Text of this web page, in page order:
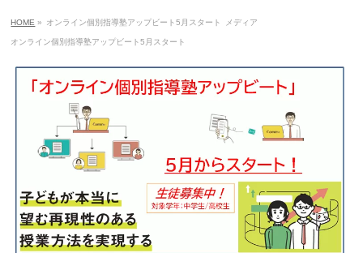
HOME » オンライン個別指導塾アップビート5月スタート メディア
オンライン個別指導塾アップビート5月スタート